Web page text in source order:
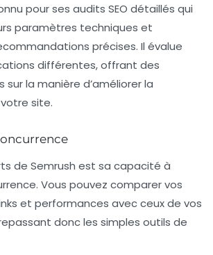
pour ses audits SEO détaillés qui
paramètres techniques et
précises. Il évalue
différentes, offrant des
sur la manière d’améliorer la
site.
de Semrush est sa capacité à
Vous pouvez comparer vos
et performances avec ceux de vos
donc les simples outils de